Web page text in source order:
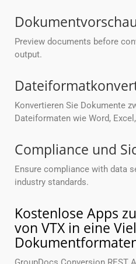
Preview documents before
output.
Konvertieren Sie Dokumente
Dateiformaten wie Word,
Compliance und
Ensure compliance with data
industry standards.
Kostenlose Apps
von VTX in eine